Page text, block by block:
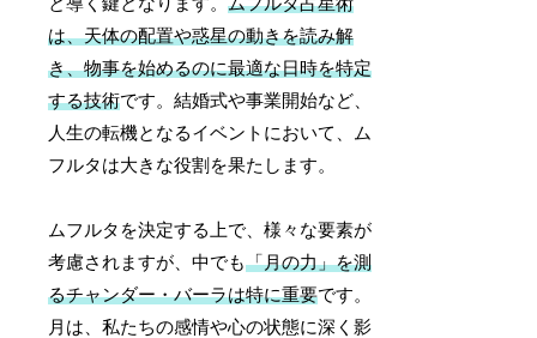
は、天体の配置や惑星の動きを読み解
き、物事を始めるのに最適な日時を特定
する技術です。結婚式や事業開始など、
人生の転機となるイベントにおいて、ム
フルタは大きな役割を果たします。
ムフルタを決定する上で、様々な要素が
考慮されますが、中でも「月の力」を測
るチャンダー・バーラは特に重要です。
月は、私たちの感情や心の状態に深く影